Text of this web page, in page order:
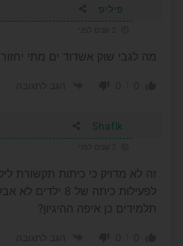
פיליפ
מה לגבי שוק אשדוד ים מתי
Shafik
זה לא מדויק כי כיתות תקשורת
תלמידים כן איפה ההיגיון?